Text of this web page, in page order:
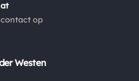
op
Westen